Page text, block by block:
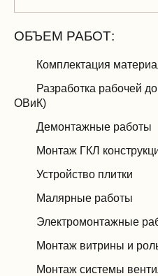
ОБЪЕМ РАБОТ:
Комплектация
Разработка рабочей
ОВиК)
Демонтажные работы
Монтаж ГКЛ
Устройство плитки
Малярные работы
Электромонтажные
Монтаж витрины и
Монтаж системы